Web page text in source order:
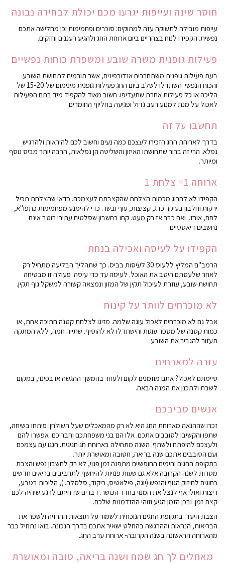
חוסר שינה ועייפות יגרעו מכם יכולת לבחירה נבונה
עייפות מובילה לתשוקה עזה למתוקים: סוכרים ופחמימות וכן מחלישה אתכם
נפשית. הקפידו לנוח בצהריים ביום ארוחת החג ולהגיע רעננים וחזקים.
פעילות גופנית משרה שובע ומשפרת כוחות נפשיים
בעת פעילות גופנית משתחררים אנדורפינים, אשר תורמים לתחושת השובע
והכוח הנפשי. השתדלו לשלב ביום החג פעילות גופנית מינימום של 15-20 של
הליכה או כל פעילות אחרת שתעדיפו. חשוב מאוד להקפיד מיד בתם הפעילות
לאכול על מנת למנוע רעב גדול ופגיעה בחליוף החומרים.
תחשבו על זה
בדרך לארוחת החג הזכירו לעצכם כמה נעים וחשוב לכם להיראות ולהרגיש
נפלא. הרי זה ברור שתחושתו האיזון והשליטה הן נפלאות, הרבה יותר מביס נוסף
ומיותר.
ארוחה 1= צלחת 1
הקפידו לא לחרוג מכמות הצלחת שהקצבתם לעצמכם. כדאי שהצלחת תכיל
ירקות וחלבון בעיקר כדג, קציצות, עוף ובשר. כדי להימנע מפחמימות כתפו"א,
לחם, אורז.. ואם כבר אז רק מעט. קחו בחשבון שסלטים עתירי רוטב אינם
נחשבים דיאטטיים.
הקפידו על לעיסה ואכילה בנחת
הרמב"ם המליץ ללעוס 30 לעיסות בביס. כך שתהליך הבליעה מתחיל רק
לאחר שלעסתם היטב את האוכל. לעיסה עד כדי עיסה. פעולה זו מבטיחה
תחושת שובע, עוזרת לעיכול תקין של המזון ונמצאה קשורה למשקל גוף תקין.
לא מוכרחים לוותר על קינוח
אבל גם לא מוכרחים לאכול עוגה שלמה. מזיגו לצלחת קטנה חתיכה אחת, או
כמות קטנה של מספר עוגות והישתדלו לא להוסיף. שתייה חמה, ללא המתקה
תעזור להגביר את השובע.
עזרה למארחים
סיימתם לאכול? אתם מוזמנים לקום ולעזור בהמשך ההגשה או בפינוי, במקום
לשבת ולתכנן את המנה הבאה.
אנשים סביבכם
זכרו שההנאה מארוחת החג היא לא רק מהמאכלים שעל השולחן. פיתחו בשיחה,
שתפו והקשיבו לסובבים אתכם. אלו הם בני משפחתכם וחבריכם. אפשרו להם
ולעצכם להיפתח ולשתף. השנה מתחילה בארוחת חג חגיגית. חגגו עם עצמכם
ועם הסובבים אתכם שנה בריאה, חטובה ומאושרת יותר.
בתקופת החגים והימים החופשיים מתפנה זמן פנוי, לא רק לחשבון נפש והצבת
מטרות לשנה הקרובה אלא גם שעות פנויות להיחשף לתחביבים בריאים חדשים
כחוגים לחיזוק הגוף והנפש (יוגה, פילאטיס, ריקוד, סלסלה..), הליכות בטבע,
ריצות ואולי אף לנצל את המנוי בחדר הכושר. דברים שדחיתם לרגע שיהיה לכם
קצת זמן. ובכן הזמן הגיע וזוהי ההזדמנות שלכם.
הצבת היעד: בתקופת החגים הנוכחית לשמור על תוצאות ההרזיה ולשפר את
הבריאות, הנראות וההרגשה בהחלט ישאיר אתכם בדרך הנכונה. בואו נתחיל כבר
מהארוחה הראשונה בשנה הקרובה- ארוחת ערב החג.
מאחלים לך חג שמח ושנה בריאה, טובה ומאושרת